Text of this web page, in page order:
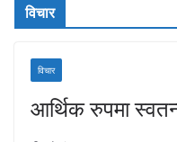
विचार
विचार
आर्थिक रुपमा